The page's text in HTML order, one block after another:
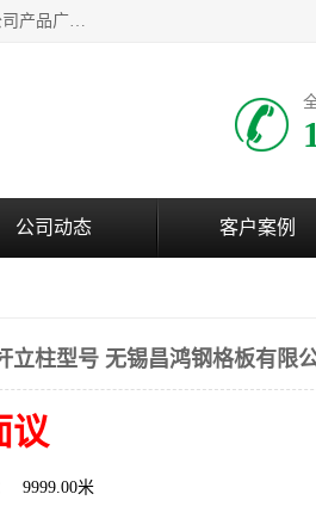
无锡昌鸿钢格板有限公司是专业生产和销售各类镀锌钢格板、镀锌钢格栅、不锈钢钢格及其相关产品的现代化企业。公司产品广泛运用于石油、化工、港口、电力、运输、造纸、医药、钢铁、食品、市政、房地产、制造业等各个领域。
公司动态 客户案例
立柱型号 无锡昌鸿钢格板有限
议
9999.00米